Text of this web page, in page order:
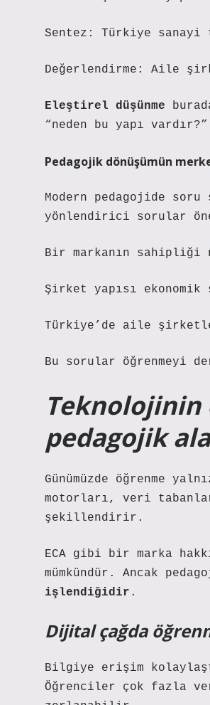
Sentez: Türkiye
Değerlendirme: Aile
Eleştirel düşünme
“neden bu yapı
Pedagojik dönüşümün
Modern pedagojide
yönlendirici sorular
Bir markanın sahipliği
Şirket yapısı
Türkiye’de aile
Bu sorular öğrenmeyi
pedagojik
Günümüzde öğrenme
motorları, veri
şekillendirir.
ECA gibi bir marka
mümkündür. Ancak
işlendiğidir .
Dijital çağda
Bilgiye erişim
Öğrenciler çok fazla